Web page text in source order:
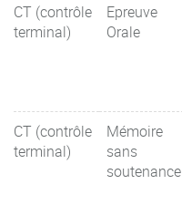
CT (contrôle
terminal)
Epreuve
Orale
CT (contrôle
terminal)
Mémoire
sans
soutenance